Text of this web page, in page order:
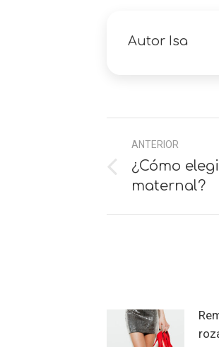
AutorIsa
entre
ANTERIOR
Anterior
¿Cómo
maternal?